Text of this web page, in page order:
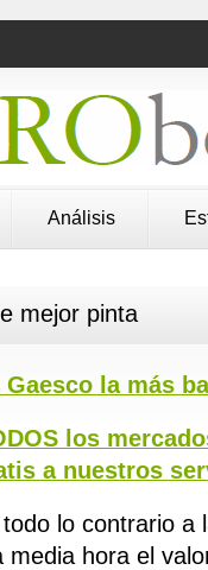
Análisis
mejor pinta
la más
los
a nuestros
lo contrario a
media hora el